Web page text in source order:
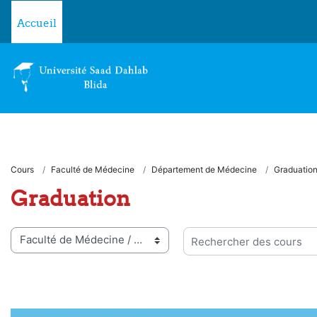
Accueil
Cours Faculté de Médecine Département de Médecine Graduation
Graduation
de cours
Rechercher des cours